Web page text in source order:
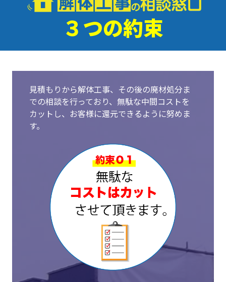
３つの約束
見積もりから解体工事、その後の廃材処分ま
での相談を行っており、無駄な中間コストを
カットし、お客様に還元できるように努めま
す。